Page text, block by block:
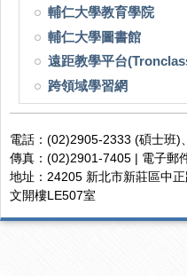
輔仁大學教育學院
輔仁大學圖書館
遠距教學平台
跨領域學習網
電話：(02)2905-2333 (碩士班)
傳真：(02)2901-7405 | 電子郵
地址：24205 新北市新莊區中
文開樓LE507室